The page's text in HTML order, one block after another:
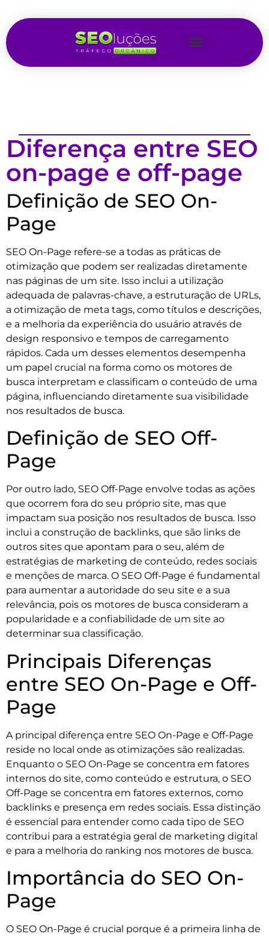
Diferença entre SEO
on-page e off-page
Definição de SEO On-
Page
SEO On-Page refere-se a todas as práticas de
otimização que podem ser realizadas diretamente
nas páginas de um site. Isso inclui a utilização
adequada de palavras-chave, a estruturação de URLs,
a otimização de meta tags, como títulos e descrições,
e a melhoria da experiência do usuário através de
design responsivo e tempos de carregamento
rápidos. Cada um desses elementos desempenha
um papel crucial na forma como os motores de
busca interpretam e classificam o conteúdo de uma
página, influenciando diretamente sua visibilidade
nos resultados de busca.
Definição de SEO Off-
Page
Por outro lado, SEO Off-Page envolve todas as ações
que ocorrem fora do seu próprio site, mas que
impactam sua posição nos resultados de busca. Isso
inclui a construção de backlinks, que são links de
outros sites que apontam para o seu, além de
estratégias de marketing de conteúdo, redes sociais
e menções de marca. O SEO Off-Page é fundamental
para aumentar a autoridade do seu site e a sua
relevância, pois os motores de busca consideram a
popularidade e a confiabilidade de um site ao
determinar sua classificação.
Principais Diferenças
entre SEO On-Page e Off-
Page
A principal diferença entre SEO On-Page e Off-Page
reside no local onde as otimizações são realizadas.
Enquanto o SEO On-Page se concentra em fatores
internos do site, como conteúdo e estrutura, o SEO
Off-Page se concentra em fatores externos, como
backlinks e presença em redes sociais. Essa distinção
é essencial para entender como cada tipo de SEO
contribui para a estratégia geral de marketing digital
e para a melhoria do ranking nos motores de busca.
Importância do SEO On-
Page
O SEO On-Page é crucial porque é a primeira linha de